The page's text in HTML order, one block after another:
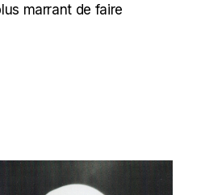
marrant de faire